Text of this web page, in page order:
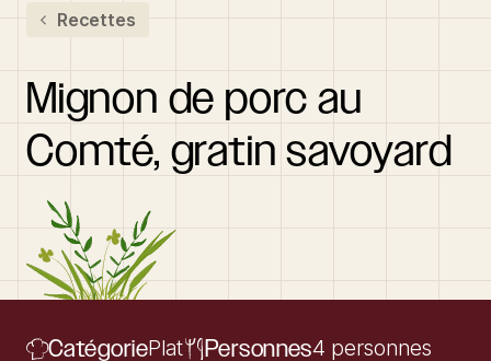
Rechercher un mot clé
Recettes
Mignon de porc au
Comté, gratin savoyard
CatégoriePlat Personnes4 personnes